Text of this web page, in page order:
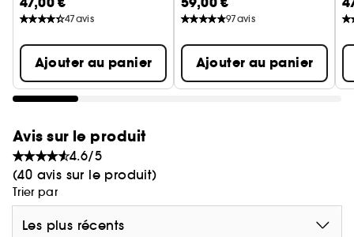
Fabriqué à l'île Maurice
*Contient au moins 30% de matériaux recyclés
** selon les filières de recyclage locales
47avis
Ajouter au panier
97avis
Ajouter au panier
Avis sur le produit
4.6/5
(40 avis sur le produit)
Trier par
Les plus récents